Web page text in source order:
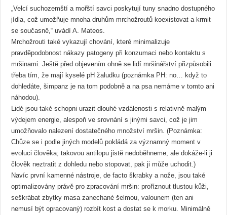
„Velcí suchozemští a mořští savci poskytují tuny snadno dostupného
jídla, což umožňuje mnoha druhům mrchožroutů koexistovat a krmit
se současně,“ uvádí A. Mateos.
Mrchožrouti také vykazují chování, které minimalizuje
pravděpodobnost nákazy patogeny při konzumaci nebo kontaktu s
mršinami. Ještě před objevením ohně se lidí mršinářství přizpůsobili
třeba tím, že mají kyselé pH žaludku (poznámka PH: no… když to
dohledáte, šimpanz je na tom podobně a na psa nemáme v tomto ani
náhodou).
Lidé jsou také schopni urazit dlouhé vzdálenosti s relativně malým
výdejem energie, alespoň ve srovnání s jinými savci, což je jim
umožňovalo nalezení dostatečného množství mršin. (Poznámka:
Chůze se i podle jiných modelů pokládá za významný moment v
evoluci člověka; takovou antilopu jistě nedoběhneme, ale dokáže-li ji
člověk neztratit z dohledu nebo stopovat, pak ji může uchodit.)
Navíc první kamenné nástroje, de facto škrabky a nože, jsou také
optimalizovány právě pro zpracování mršin: proříznout tlustou kůži,
seškrábat zbytky masa zanechané šelmou, valounem (ten ani
nemusí být opracovaný) rozbít kost a dostat se k morku. Minimálně